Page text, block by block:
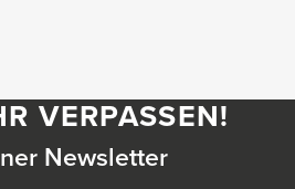
VERPASSEN!
Newsletter